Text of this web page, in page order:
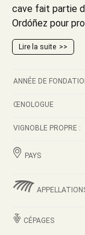
cave fait partie
Ordóñez pour
Lire la suite
ANNÉE DE
ŒNOLOGUE
VIGNOBLE PROPRE :
PAYS
CÉPAGES